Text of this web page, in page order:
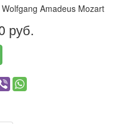
Wolfgang Amadeus Mozart
руб.